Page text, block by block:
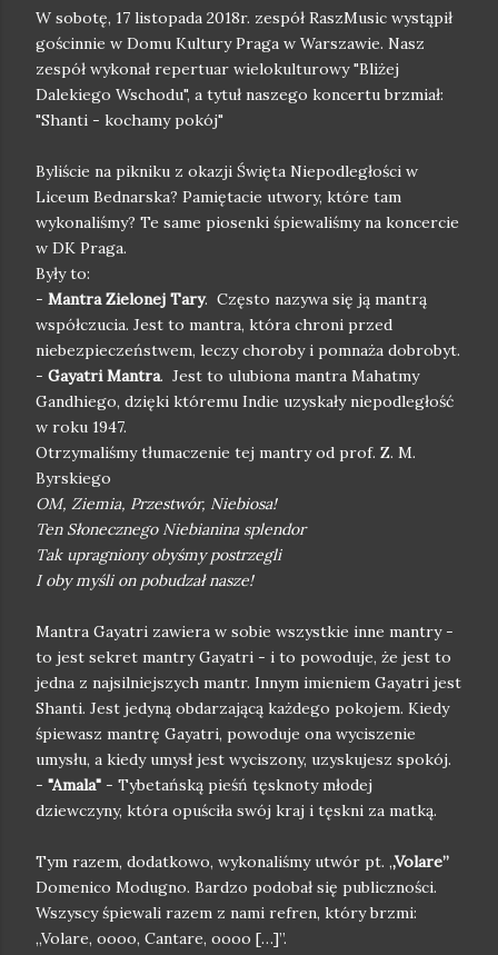
W sobotę, 17 listopada 2018r. zespół RaszMusic wystąpił
gościnnie w Domu Kultury Praga w Warszawie. Nasz
zespół wykonał repertuar wielokulturowy "Bliżej
Dalekiego Wschodu", a tytuł naszego koncertu brzmiał:
"Shanti - kochamy pokój"
Byliście na pikniku z okazji Święta Niepodległości w
Liceum Bednarska? Pamiętacie utwory, które tam
wykonaliśmy? Te same piosenki śpiewaliśmy na koncercie
w DK Praga.
Były to:
- Mantra Zielonej Tary. Często nazywa się ją mantrą
współczucia. Jest to mantra, która chroni przed
niebezpieczeństwem, leczy choroby i pomnaża dobrobyt.
- Gayatri Mantra. Jest to ulubiona mantra Mahatmy
Gandhiego, dzięki któremu Indie uzyskały niepodległość
w roku 1947.
Otrzymaliśmy tłumaczenie tej mantry od prof. Z. M.
Byrskiego
OM, Ziemia, Przestwór, Niebiosa!
Ten Słonecznego Niebianina splendor
Tak upragniony obyśmy postrzegli
I oby myśli on pobudzał nasze!
Mantra Gayatri zawiera w sobie wszystkie inne mantry -
to jest sekret mantry Gayatri - i to powoduje, że jest to
jedna z najsilniejszych mantr. Innym imieniem Gayatri jest
Shanti. Jest jedyną obdarzającą każdego pokojem. Kiedy
śpiewasz mantrę Gayatri, powoduje ona wyciszenie
umysłu, a kiedy umysł jest wyciszony, uzyskujesz spokój.
- "Amala" - Tybetańską pieśń tęsknoty młodej
dziewczyny, która opuściła swój kraj i tęskni za matką.
Tym razem, dodatkowo, wykonaliśmy utwór pt. ,,Volare”
Domenico Modugno. Bardzo podobał się publiczności.
Wszyscy śpiewali razem z nami refren, który brzmi:
,,Volare, oooo, Cantare, oooo […]”.